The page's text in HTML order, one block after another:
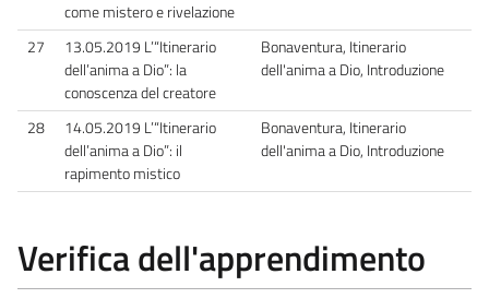
come mistero e rivelazione
27
13.05.2019 L’“Itinerario
dell’anima a Dio”: la
conoscenza del creatore
Bonaventura, Itinerario
dell'anima a Dio, Introduzione
28
14.05.2019 L’“Itinerario
dell’anima a Dio”: il
rapimento mistico
Bonaventura, Itinerario
dell'anima a Dio, Introduzione
Verifica dell'apprendimento